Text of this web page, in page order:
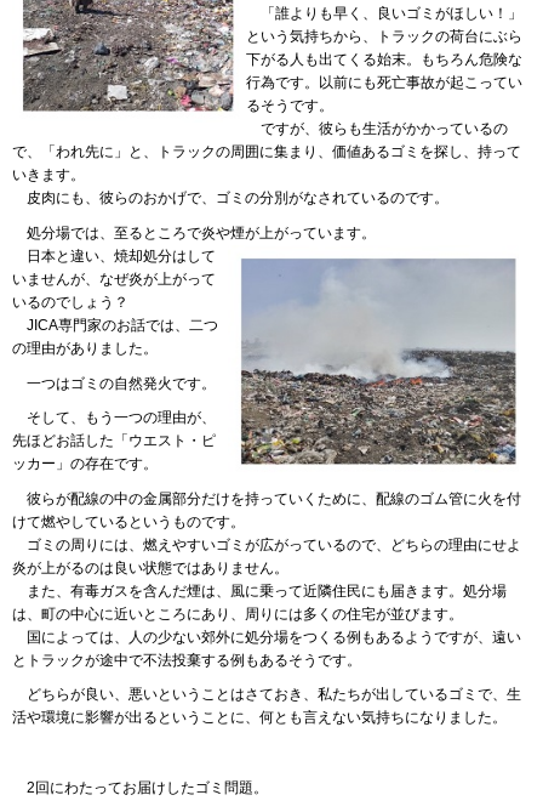
「 誰よりも早く、良いゴミがほしい！」
という気持ちから、トラックの荷台にぶら
下がる人も出てくる始末。もちろん危険な
行為です。以前にも死亡事故が起こってい
るそうです。
ですが、彼らも生活がかかっているの
で、「われ先に」と、トラックの周囲に集まり、価値あるゴミを探し、持って
いきます。
皮肉にも、彼らのおかげで、ゴミの分別がなされているのです。
処分場では、至るところで炎や煙が上がっています。
日本と違い、焼却処分はして
いませんが、なぜ炎が上がって
いるのでしょう？
JICA専門家のお話では、二つ
の理由がありました。
一つはゴミの自然発火です。
そして、もう一つの理由が、
先ほどお話した「ウエスト・ピ
ッカー」の存在です。
彼らが配線の中の金属部分だけを持っていくために、配線のゴム管に火を付
けて燃やしているというものです。
ゴミ の周りには、燃えやすいゴミが広がっているので、どちらの理由にせよ
炎が上がるのは良い状態ではありません。
また 、有毒ガスを含んだ煙は、風に乗って近隣住民にも届きます。処分場
は、町の中心に近いところにあり、周りには多くの住宅が並びます。
国に よっては、人の少ない郊外に処分場をつくる例もあるようですが、遠い
とトラックが途中で不法投棄する例もあるそうです。
どちらが良い、悪いということはさておき、私たちが出しているゴミで、生
活や環境に影響が出るということに、何とも言えない気持ちになりました。
2回にわたってお届けしたゴミ問題。